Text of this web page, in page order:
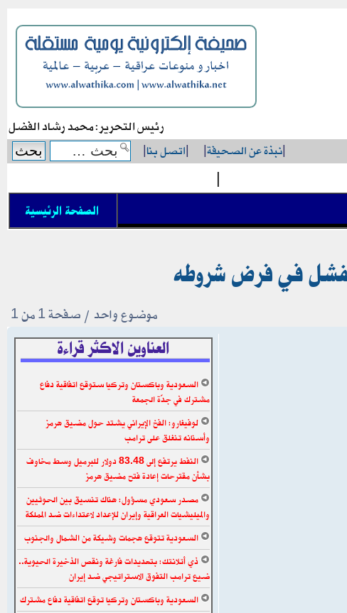
رئيس التحرير: محمد رشاد الفضل
|نبذة عن الصحيفة|
|اتصل بنا|
|
الصفحة الرئيسية
في فرض شروطه
موضوع واحد • صفحة1من1
العناوين الاكثر قراءة
السعودية وباكستان وتركيا ستوقع اتفاقية دفاع
مشترك في جدّة الجمعة
لوفيغارو: الفخ الإيراني يشتد حول مضيق هرمز
وأسنانه تنغلق على ترامب
النفط يرتفع إلى 83.48 دولار للبرميل وسط مخاوف
بشأن مقترحات إعادة فتح مضيق هرمز
مصدر سعودي مسؤول: هناك تنسيق بين الحوثيين
والميليشيات العراقية وإيران للإعداد لاعتداءات ضد المملكة
السعودية تتوقع هجمات وشيكة من الشمال والجنوب
ذي أتلانتك: بتهديدات فارغة ونقص الذخيرة الحيوية..
ضيع ترامب التفوق الاستراتيجي ضد إيران
السعودية وباكستان وتركيا توقع اتفاقية دفاع مشترك